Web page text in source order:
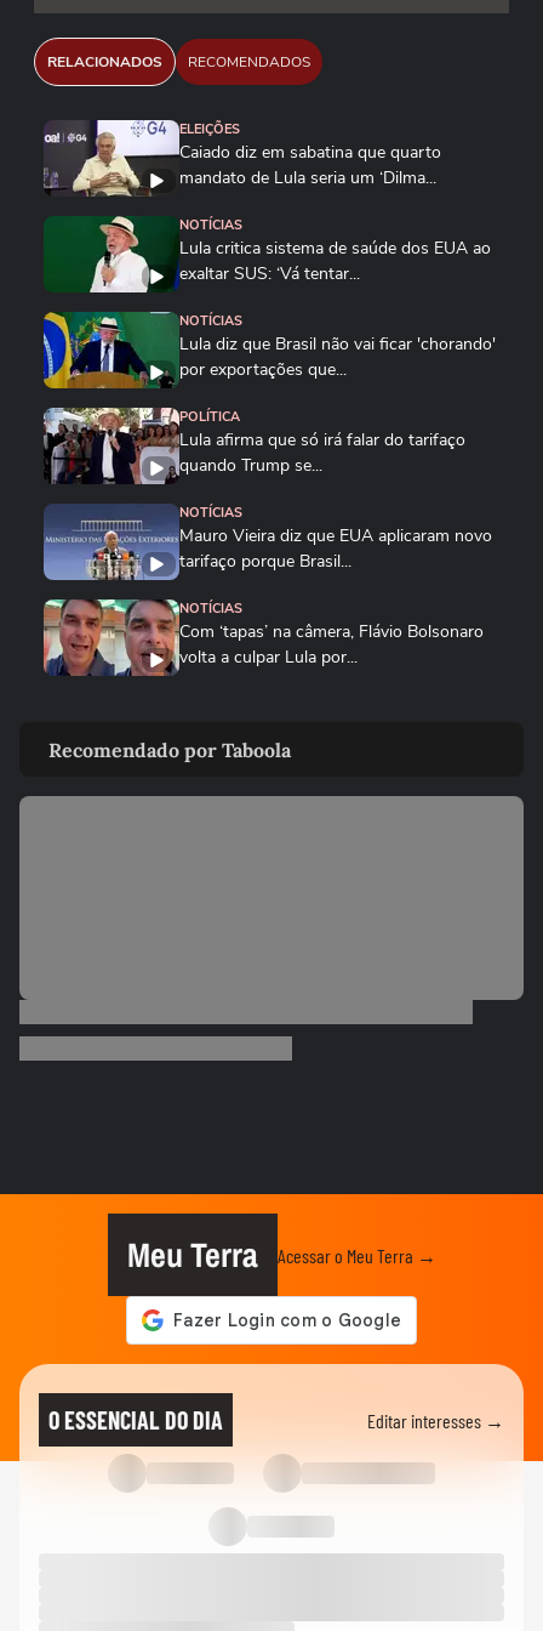
Reprodução/LulaOficial/X Reprodução/The
White House/YouTube
RELACIONADOS RECOMENDADOS
ELEIÇÕES
Caiado diz em sabatina que quarto
mandato de Lula seria um ‘Dilma...
NOTÍCIAS
Lula critica sistema de saúde dos EUA ao
exaltar SUS: ‘Vá tentar...
NOTÍCIAS
Lula diz que Brasil não vai ficar 'chorando'
por exportações que...
POLÍTICA
Lula afirma que só irá falar do tarifaço
quando Trump se...
NOTÍCIAS
Mauro Vieira diz que EUA aplicaram novo
tarifaço porque Brasil...
NOTÍCIAS
Com ‘tapas’ na câmera, Flávio Bolsonaro
volta a culpar Lula por...
brasileiro’ e o culpa por...
NOTÍCIAS
na prisão às de Bolsonaro...
Flávio Bolsonaro cita eleições no Brasil e
diz em audiência nos...
‘Acima de qualquer ideologia’, diz Michelle
Bolsonaro após...
Lula mostra dedo do meio durante
discurso no Palácio do Planalto:...
Recomendado por Taboola
Meu Terra Acessar o Meu Terra →
O ESSENCIAL DO DIA Editar interesses →